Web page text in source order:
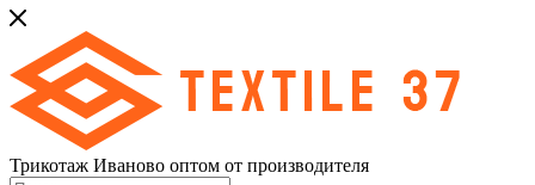
Трикотаж Иваново оптом от производителя